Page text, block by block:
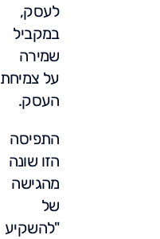
לעסק,
במקביל
שמירה
על צמיחת
העסק.
התפיסה
הזו שונה
מהגישה
של
"להשקיע